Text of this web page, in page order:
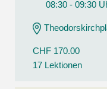
08:30 - 09:30
CHF 170.00
17 Lektionen